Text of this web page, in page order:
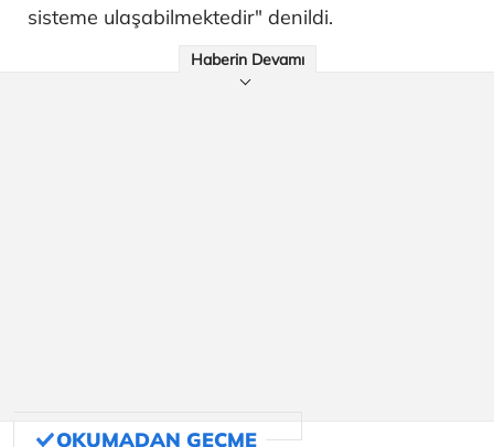
sisteme ulaşabilmektedir" denildi.
Haberin Devamı